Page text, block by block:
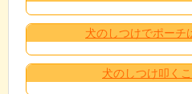
犬のしつけでポーチ
犬のしつけ叩く